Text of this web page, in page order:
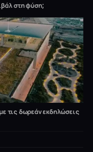
στη φύση;
τις δωρεάν εκδηλώσεις